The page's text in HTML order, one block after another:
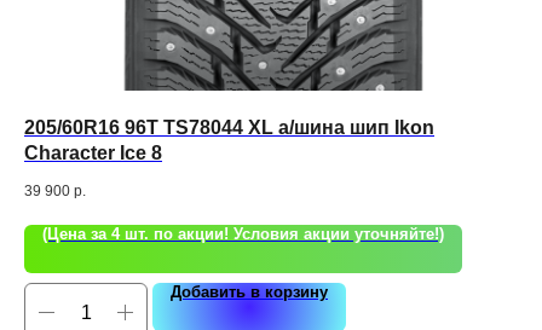
205/60R16 96T TS78044 XL а/шина шип Ikon
Character Ice 8
39 900 р.
(Цена за 4 шт. по акции! Условия акции уточняйте!)
Добавить в корзину